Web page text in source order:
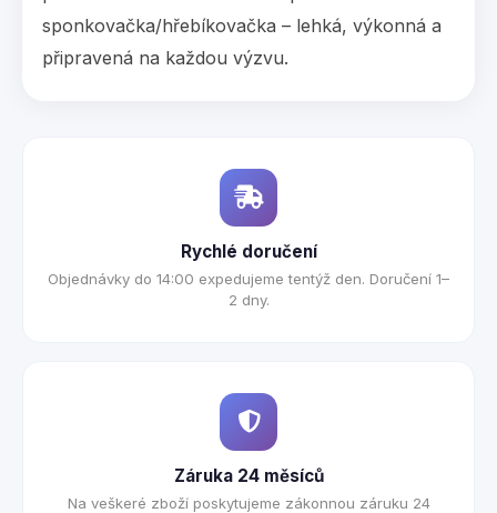
sponkovačka/hřebíkovačka – lehká, výkonná a
připravená na každou výzvu.
Rychlé doručení
Objednávky do 14:00 expedujeme tentýž den. Doručení 1–
2 dny.
Záruka 24 měsíců
Na veškeré zboží poskytujeme zákonnou záruku 24